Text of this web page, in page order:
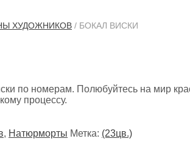
ХУДОЖНИКОВ / БОКАЛ ВИСКИ
по номерам. Полюбуйтесь на мир
процессу.
, Натюрморты Метка: (23цв.)